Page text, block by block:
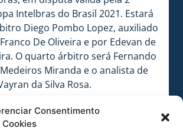
Consentimento
Cookies
Intelbras do Brasil 2021. Estará
Diego Pombo Lopez, auxiliado
De Oliveira e por Edevan de
O quarto árbitro será Fernando
Miranda e o analista de
da Silva Rosa.
ESSA NOTÍCIA